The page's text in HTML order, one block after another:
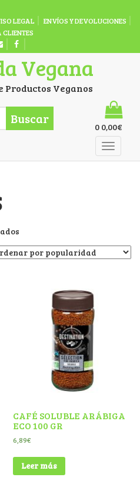
LEGAL
ENVÍOS Y DEVOLUCIONES
CLIENTES
Vegana
Productos Veganos
Buscar
0 0,00€
CAFÉ SOLUBLE ARÁBIGA
ECO 100 GR
6,89€
Leer más